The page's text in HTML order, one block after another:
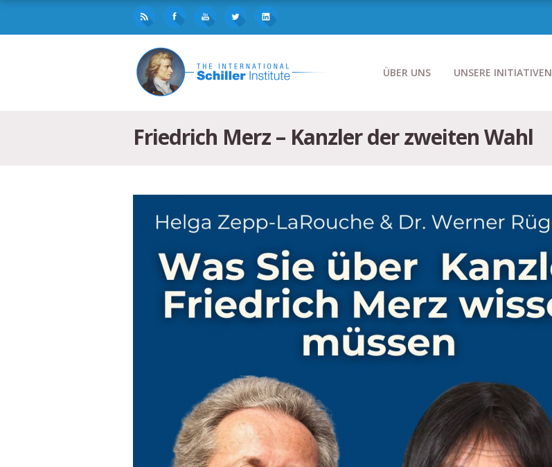
ÜBER UNS UNSERE INITIATIVEN
Friedrich Merz – Kanzler der zweiten Wahl